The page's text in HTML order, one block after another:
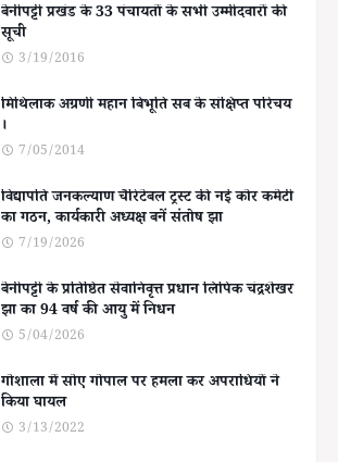
बेनीपट्टी प्रखंड के 33 पंचायतों के सभी उम्मीदवारों की
सूची
3/19/2016
मिथिलाक अग्रणी महान बिभूति सब के संक्षिप्त परिचय
।
7/05/2014
विद्यापति जनकल्याण चैरिटेबल ट्रस्ट की नई कोर कमेटी
का गठन, कार्यकारी अध्यक्ष बनें संतोष झा
7/19/2026
बेनीपट्टी के प्रतिष्ठित सेवानिवृत्त प्रधान लिपिक चंद्रशेखर
झा का 94 वर्ष की आयु में निधन
5/04/2026
गोशाला में सोए गोपाल पर हमला कर अपराधियों ने
किया घायल
3/13/2022